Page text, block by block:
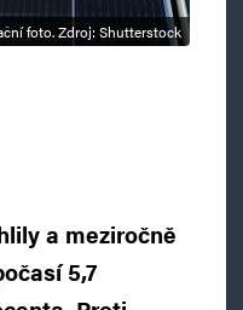
foto. Zdroj: Shutterstock
a meziročně
5,7